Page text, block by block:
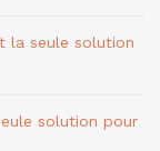
la seule solution
solution pour